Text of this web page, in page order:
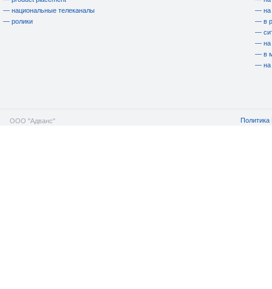
— национальные телеканалы
— ролики
— на
— в
—
— на
— в
— на
ООО "Адванс" Политика